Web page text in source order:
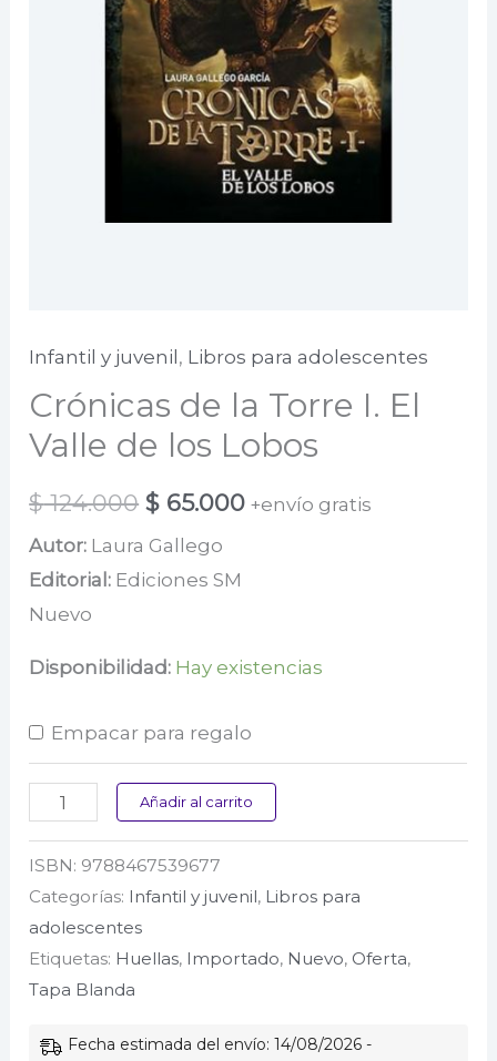
Infantil y juvenil , Libros para adolescentes
Crónicas de la Torre I. El
Valle de los Lobos
$124.000 El
precio
original
$ 124.000.
$ 65.000El
$ 65.000.
+envío gratis
Autor: Laura Gallego
Editorial: Ediciones SM
Nuevo
Disponibilidad: Hay existencias
Empacar para regalo
Crónicas
la
Torre
I.
El
Valle
de
Añadir al carrito
ISBN: 9788467539677
Categorías: Infantil y juvenil, Libros para
adolescentes
Etiquetas: Huellas, Importado, Nuevo, Oferta,
Tapa Blanda
Fecha estimada del envío: 14/08/2026 -